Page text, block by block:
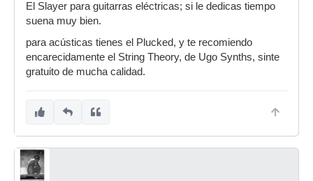
El Slayer para guitarras eléctricas; si le dedicas tiempo
suena muy bien.
para acústicas tienes el Plucked, y te recomiendo
encarecidamente el String Theory, de Ugo Synths, sinte
gratuito de mucha calidad.